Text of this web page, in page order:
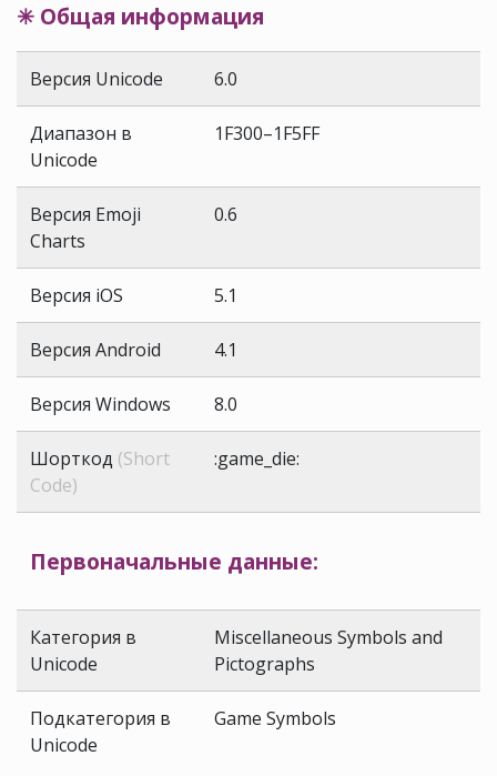
✳ Общая информация
Версия Unicode 6.0
Диапазон в
Unicode
1F300–1F5FF
Версия Emoji
Charts
0.6
Версия iOS 5.1
Версия Android 4.1
Версия Windows 8.0
Шорткод (Short
Code)
:game_die:
Первоначальные данные:
Категория в
Unicode
Miscellaneous Symbols and
Pictographs
Подкатегория в
Unicode
Game Symbols